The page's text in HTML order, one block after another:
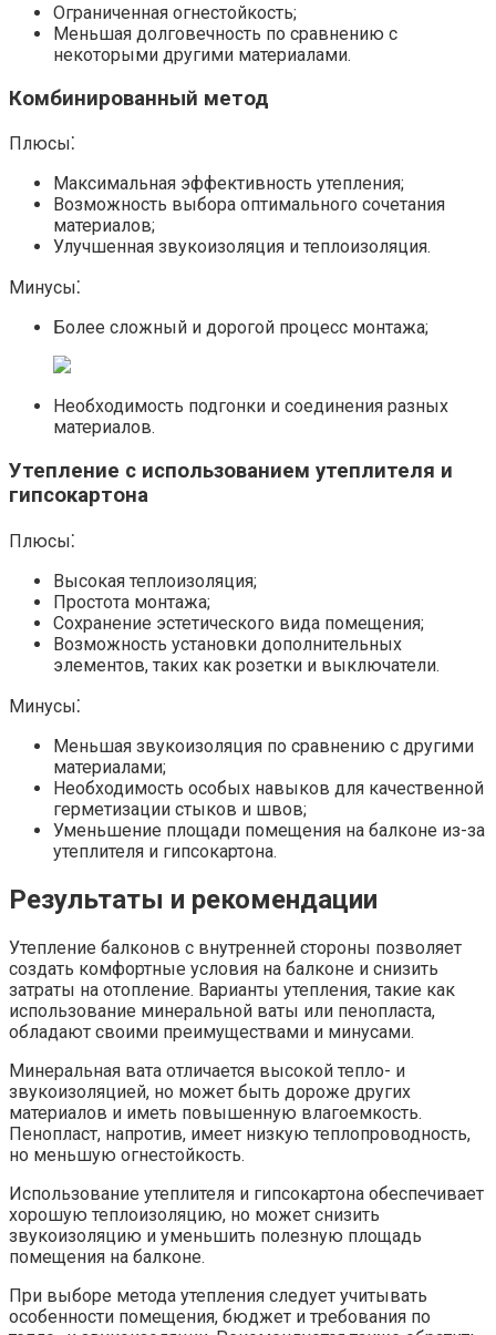
Ограниченная огнестойкость;
Меньшая долговечность по сравнению с
некоторыми другими материалами.​
Комбинированный метод
Плюсы⁚
Максимальная эффективность утепления;
Возможность выбора оптимального сочетания
материалов;
Улучшенная звукоизоляция и теплоизоляция.​
Минусы⁚
Более сложный и дорогой процесс монтажа;
Необходимость подгонки и соединения разных
материалов.
Утепление с использованием утеплителя и
гипсокартона
Плюсы⁚
Высокая теплоизоляция;
Простота монтажа;
Сохранение эстетического вида помещения;
Возможность установки дополнительных
элементов, таких как розетки и выключатели.​
Минусы⁚
Меньшая звукоизоляция по сравнению с другими
материалами;
Необходимость особых навыков для качественной
герметизации стыков и швов;
Уменьшение площади помещения на балконе из-за
утеплителя и гипсокартона.​
Результаты и рекомендации
Утепление балконов с внутренней стороны позволяет
создать комфортные условия на балконе и снизить
затраты на отопление. Варианты утепления, такие как
использование минеральной ваты или пенопласта,
обладают своими преимуществами и минусами.​
Минеральная вата отличается высокой тепло- и
звукоизоляцией, но может быть дороже других
материалов и иметь повышенную влагоемкость.
Пенопласт, напротив, имеет низкую теплопроводность,
но меньшую огнестойкость.​
Использование утеплителя и гипсокартона обеспечивает
хорошую теплоизоляцию, но может снизить
звукоизоляцию и уменьшить полезную площадь
помещения на балконе.​
При выборе метода утепления следует учитывать
особенности помещения, бюджет и требования по